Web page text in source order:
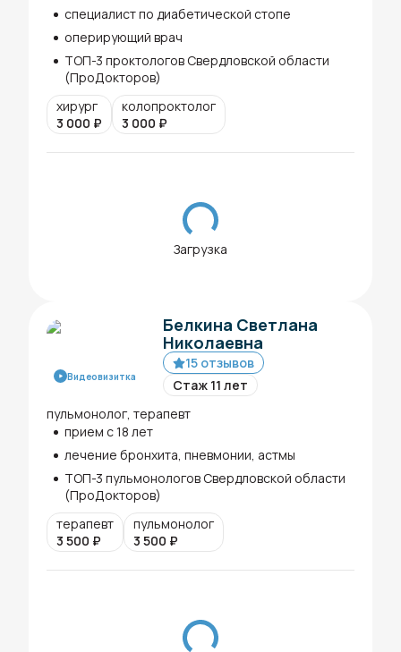
специалист по диабетической стопе
оперирующий врач
ТОП-3 проктологов Свердловской области
(ПроДокторов)
хирург
3 000 ₽
колопроктолог
3 000 ₽
Загрузка
Видеовизитка
Белкина Светлана
Николаевна
15 отзывов
Стаж 11 лет
пульмонолог, терапевт
прием с 18 лет
лечение бронхита, пневмонии, астмы
ТОП-3 пульмонологов Свердловской области
(ПроДокторов)
терапевт
3 500 ₽
пульмонолог
3 500 ₽